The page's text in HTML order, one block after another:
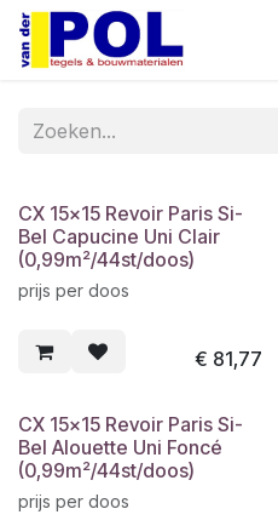
Overslaan naar inhoud
CX 15x15 Revoir Paris Si-
Bel Capucine Uni Clair
(0,99m²/44st/doos)
prijs per doos
€ 81,77
CX 15x15 Revoir Paris Si-
Bel Alouette Uni Foncé
(0,99m²/44st/doos)
prijs per doos